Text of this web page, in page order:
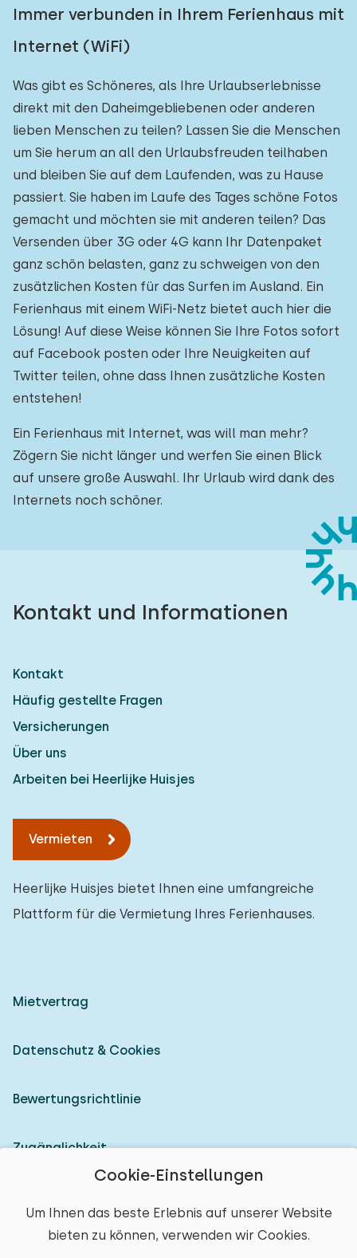
Cookie-Einstellungen
Um Ihnen das beste Erlebnis auf unserer Website
bieten zu können, verwenden wir Cookies.
Immer verbunden in Ihrem Ferienhaus mit
Internet (WiFi)
Was gibt es Schöneres, als Ihre Urlaubserlebnisse
direkt mit den Daheimgebliebenen oder anderen
lieben Menschen zu teilen? Lassen Sie die Menschen
um Sie herum an all den Urlaubsfreuden teilhaben
und bleiben Sie auf dem Laufenden, was zu Hause
passiert. Sie haben im Laufe des Tages schöne Fotos
gemacht und möchten sie mit anderen teilen? Das
Versenden über 3G oder 4G kann Ihr Datenpaket
ganz schön belasten, ganz zu schweigen von den
zusätzlichen Kosten für das Surfen im Ausland. Ein
Ferienhaus mit einem WiFi-Netz bietet auch hier die
Lösung! Auf diese Weise können Sie Ihre Fotos sofort
auf Facebook posten oder Ihre Neuigkeiten auf
Twitter teilen, ohne dass Ihnen zusätzliche Kosten
entstehen!
Ein Ferienhaus mit Internet, was will man mehr?
Zögern Sie nicht länger und werfen Sie einen Blick
auf unsere große Auswahl. Ihr Urlaub wird dank des
Internets noch schöner.
Kontakt und Informationen
Kontakt
Häufig gestellte Fragen
Versicherungen
Über uns
Arbeiten bei Heerlijke Huisjes
Vermieten
Heerlijke Huisjes bietet Ihnen eine umfangreiche
Plattform für die Vermietung Ihres Ferienhauses.
Mietvertrag
Datenschutz & Cookies
Bewertungsrichtlinie
Zugänglichkeit
© 2026 Heerlijke Huisjes (eingetragene Marke)